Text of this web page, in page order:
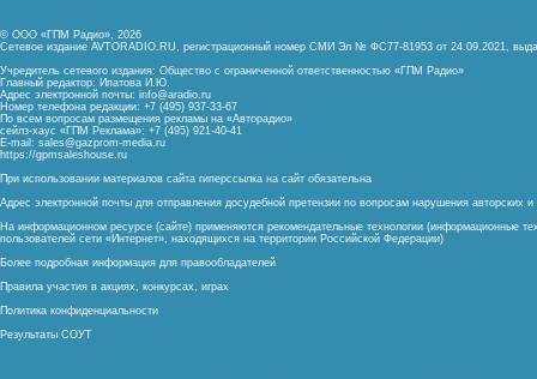
© ООО «ГПМ Радио», 2026
Сетевое издание AVTORADIO.RU, регистрационный номер СМИ Эл № ФС77-81953 от 24.09.2021,
Учредитель сетевого издания: Общество с ограниченной ответственностью «ГПМ Радио»
Главный редактор: Ипатова И.Ю.
Адрес электронной почты: info@aradio.ru
Номер телефона редакции: +7 (495) 937-33-67
По всем вопросам размещения рекламы на «Авторадио»
сейлз-хаус «ГПМ Реклама»: +7 (495) 921-40-41
E-mail: sales@gazprom-media.ru
https://gpmsaleshouse.ru
При использовании материалов сайта гиперссылка на сайт обязательна
Адрес электронной почты для отправления досудебной претензии по вопросам нарушения авторских
На информационном ресурсе (сайте) применяются рекомендательные технологии (информационные
пользователей сети «Интернет», находящихся на территории Российской Федерации)
Более подробная информация для правообладателей
Правила участия в акциях, конкурсах, играх
Политика конфиденциальности
Результаты СОУТ